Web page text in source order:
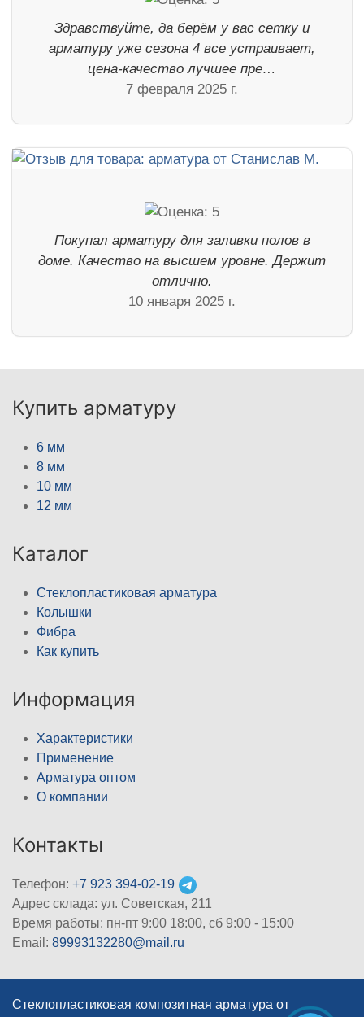
Здравствуйте, да берём у вас сетку и
арматуру уже сезона 4 все устраивает,
цена-качество лучшее пре…
7 февраля 2025 г.
Покупал арматуру для заливки полов в
доме. Качество на высшем уровне. Держит
отлично.
10 января 2025 г.
Купить арматуру
6 мм
8 мм
10 мм
12 мм
Каталог
Стеклопластиковая арматура
Колышки
Фибра
Как купить
Информация
Характеристики
Применение
Арматура оптом
О компании
Контакты
Телефон: +7 923 394-02-19
Адрес склада: ул. Советская, 211
Время работы: пн-пт 9:00 18:00, сб 9:00 - 15:00
Email: 89993132280@mail.ru
Стеклопластиковая композитная арматура от